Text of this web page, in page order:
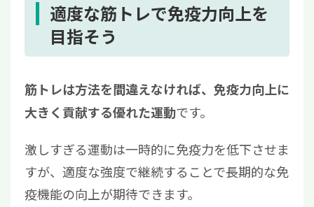
適度な筋トレで免疫力向上を
目指そう
筋トレは方法を間違えなければ、免疫力向上に
大きく貢献する優れた運動です。
激しすぎる運動は一時的に免疫力を低下させま
すが、適度な強度で継続することで長期的な免
疫機能の向上が期待できます。